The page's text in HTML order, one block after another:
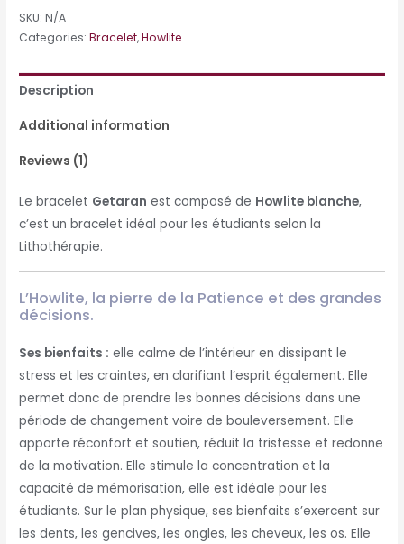
SKU:N/A
Categories:Bracelet,Howlite
Description
Additional information
Reviews (1)
Le bracelet Getaran est composé de Howlite blanche,
c’est un bracelet idéal pour les étudiants selon la
Lithothérapie.
L’Howlite, la pierre de la Patience et des grandes
décisions.
Ses bienfaits : elle calme de l’intérieur en dissipant le
stress et les craintes, en clarifiant l’esprit également. Elle
permet donc de prendre les bonnes décisions dans une
période de changement voire de bouleversement. Elle
apporte réconfort et soutien, réduit la tristesse et redonne
de la motivation. Elle stimule la concentration et la
capacité de mémorisation, elle est idéale pour les
étudiants. Sur le plan physique, ses bienfaits s’exercent sur
les dents, les gencives, les ongles, les cheveux, les os. Elle